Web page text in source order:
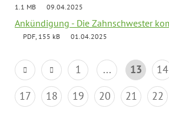
1.1 MB
09.04.2025
Ankündigung - Die Zahnschwester
PDF, 155 kB 01.04.2025
1 ... 13 14
17
18 19 20 21 22